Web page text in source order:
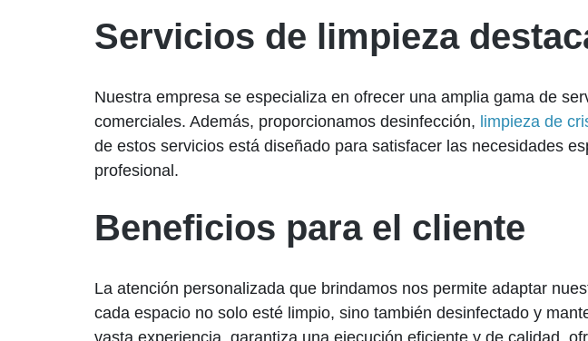
Servicios de limpieza
Nuestra empresa se especializa en ofrecer una amplia gama de
comerciales. Además, proporcionamos desinfección, limpieza de
de estos servicios está diseñado para satisfacer las necesidades
profesional.
Beneficios para el cliente
La atención personalizada que brindamos nos permite adaptar
cada espacio no solo esté limpio, sino también desinfectado y
vasta experiencia, garantiza una ejecución eficiente y de calidad,